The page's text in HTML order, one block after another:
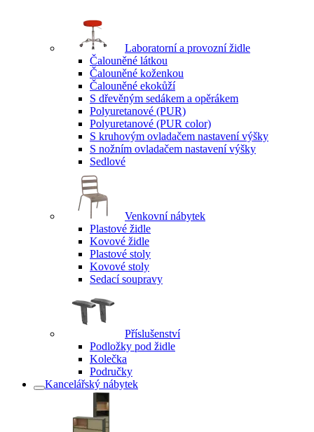
Laboratorní a provozní židle
Čalouněné látkou
Čalouněné koženkou
Čalouněné ekokůží
S dřevěným sedákem a opěrákem
Polyuretanové (PUR)
Polyuretanové (PUR color)
S kruhovým ovladačem nastavení výšky
S nožním ovladačem nastavení výšky
Sedlové
Venkovní nábytek
Plastové židle
Kovové židle
Plastové stoly
Kovové stoly
Sedací soupravy
Příslušenství
Podložky pod židle
Kolečka
Područky
Kancelářský nábytek